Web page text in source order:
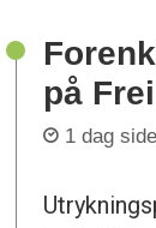
på
1 dag